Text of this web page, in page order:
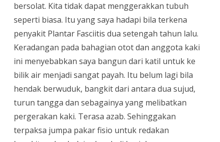
bersolat. Kita tidak dapat menggerakkan tubuh
seperti biasa. Itu yang saya hadapi bila terkena
penyakit Plantar Fasciitis dua setengah tahun lalu.
Keradangan pada bahagian otot dan anggota kaki
ini menyebabkan saya bangun dari katil untuk ke
bilik air menjadi sangat payah. Itu belum lagi bila
hendak berwuduk, bangkit dari antara dua sujud,
turun tangga dan sebagainya yang melibatkan
pergerakan kaki. Terasa azab. Sehinggakan
terpaksa jumpa pakar fisio untuk redakan